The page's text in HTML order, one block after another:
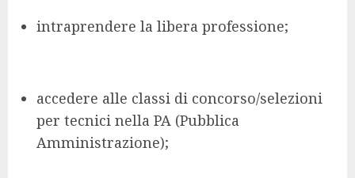
intraprendere la libera professione;
accedere alle classi di concorso/selezioni
per tecnici nella PA (Pubblica
Amministrazione);